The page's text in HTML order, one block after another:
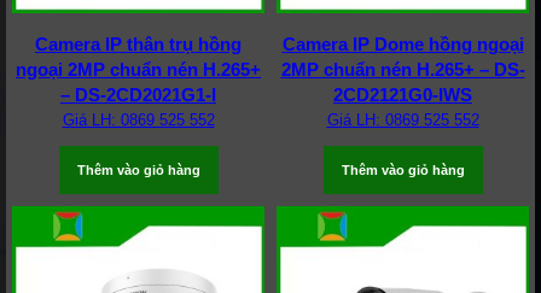
Camera IP thân trụ hồng
ngoại 2MP chuẩn nén H.265+
– DS-2CD2021G1-I
Giá LH: 0869 525 552
Thêm vào giỏ hàng
Camera IP Dome hồng ngoại
2MP chuẩn nén H.265+ – DS-
2CD2121G0-IWS
Giá LH: 0869 525 552
Thêm vào giỏ hàng